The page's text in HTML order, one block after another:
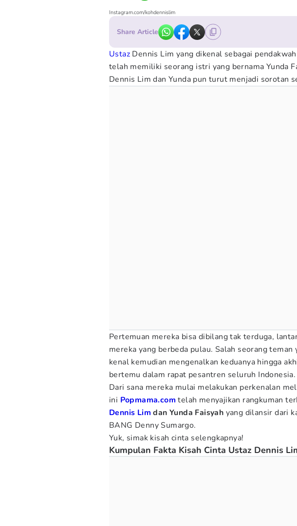
Instagram.com/kohdennislim
Share Article
Ustaz Dennis Lim yang dikenal sebagai
telah memiliki seorang istri yang bernama Yunda
Dennis Lim dan Yunda pun turut menjadi sorotan
Pertemuan mereka bisa dibilang tak terduga,
mereka yang berbeda pulau. Salah seorang teman
kenal kemudian mengenalkan keduanya hingga
bertemu dalam rapat pesantren seluruh Indonesia.
Dari sana mereka mulai melakukan perkenalan
ini Popmama.com telah menyajikan rangkuman
Dennis Lim dan Yunda Faisyah yang dilansir dari
BANG Denny Sumargo.
Yuk, simak kisah cinta selengkapnya!
Kumpulan Fakta Kisah Cinta Ustaz Dennis